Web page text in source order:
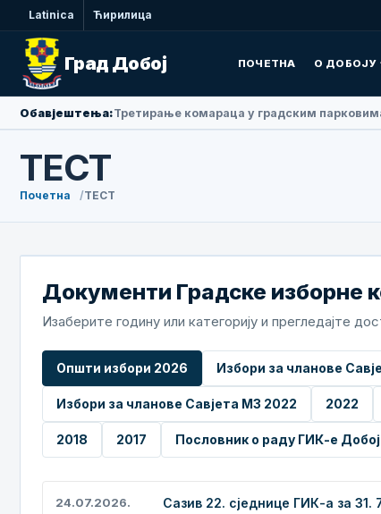
Latinica Ћирилица
Град Добој ПОЧЕТНА О ДОБОЈУ
Обавјештења:Амбасадорка Народне Републике Кине у
ТЕСТ
Почетна ТЕСТ
Документи Градске изборне
Изаберите годину или категорију и прегледајте
Општи избори 2026 Избори за чланове
Избори за чланове Савјета МЗ 2022 2022
2018 2017 Пословник о раду ГИК-е Добој
24.07.2026. Сазив 22. сједнице ГИК-а за 31.